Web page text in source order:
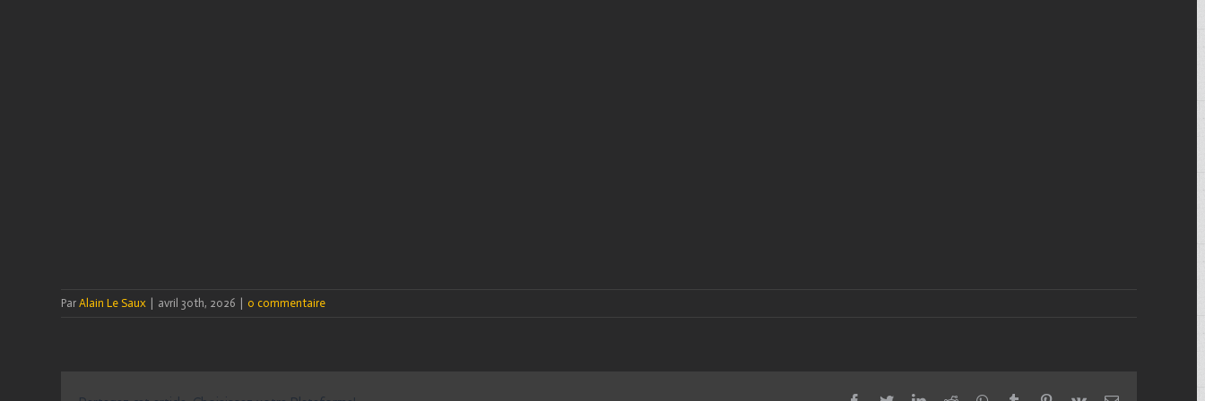
Par Alain Le Saux | avril 30th, 2026 | 0 commentaire